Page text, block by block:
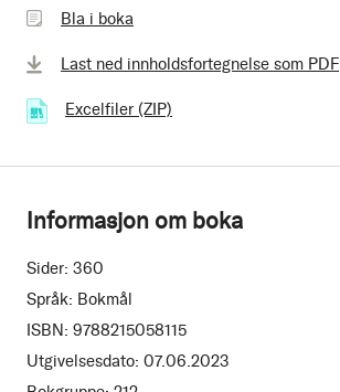
bokaBla i boka
Last ned innholdsfortegnelse som PDF
Excelfiler (ZIP)
Informasjon om boka
Sider: 360
Språk: Bokmål
ISBN: 9788215058115
Utgivelsesdato: 07.06.2023